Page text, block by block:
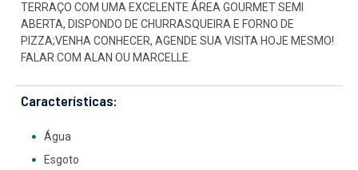
TERRAÇO COM UMA EXCELENTE ÁREA GOURMET SEMI
ABERTA, DISPONDO DE CHURRASQUEIRA E FORNO DE
PIZZA;VENHA CONHECER, AGENDE SUA VISITA HOJE MESMO!
FALAR COM ALAN OU MARCELLE.
Características:
Água
Esgoto